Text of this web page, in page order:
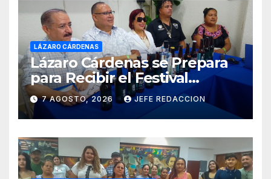
LÁZARO CÁRDENAS
Lázaro Cárdenas se Prepara
para Recibir el Festival
Internacional de la Cerveza
Costa de Michoacán 2026
7 AGOSTO, 2026 JEFE REDACCION